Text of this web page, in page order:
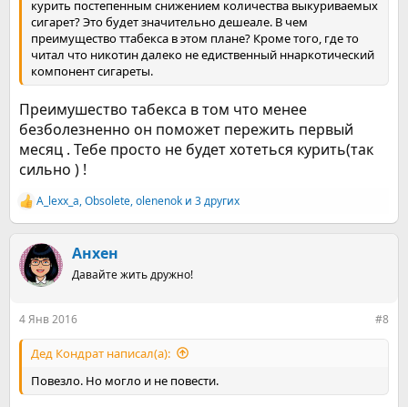
курить постепенным снижением количества выкуриваемых
сигарет? Это будет значительно дешеале. В чем
преимущество ттабекса в этом плане? Кроме того, где то
читал что никотин далеко не едиственный ннаркотический
компонент сигареты.
Преимушество табекса в том что менее
безболезненно он поможет пережить первый
месяц . Тебе просто не будет хотеться курить(так
сильно ) !
Р
е
к
ц
и
A_lexx_a,Obsolete,olenenok и 3 других
Анхен
Давайте жить дружно!
4 Янв 2016 #8
Дед Кондрат написал(а):
Повезло. Но могло и не повести.